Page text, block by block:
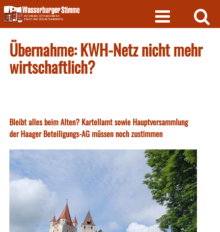
Skip
to
content
Übernahme: KWH-Netz nicht mehr
wirtschaftlich?
Bleibt alles beim Alten? Kartellamt sowie Hauptversammlung
der Haager Beteiligungs-AG müssen noch zustimmen